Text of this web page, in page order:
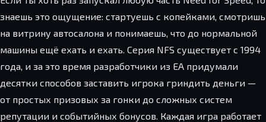
знаешь это ощущение: стартуешь с копейками, смотришь
на витрину автосалона и понимаешь, что до нормальной
машины ещё ехать и ехать. Серия NFS существует с 1994
года, и за это время разработчики из EA придумали
десятки способов заставить игрока гриндить деньги —
от простых призовых за гонки до сложных систем
репутации и событийных бонусов. Каждая игра работает